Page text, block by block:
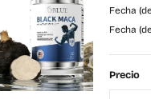
Fecha
Fecha
Precio